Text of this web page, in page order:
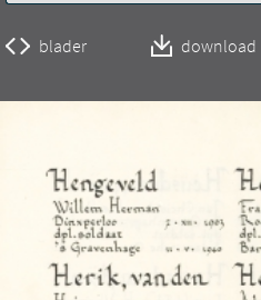
blader download